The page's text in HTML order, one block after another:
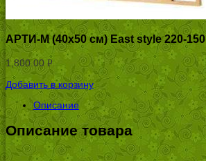
АРТИ-М (40х50 см) East style 220-150
1,800.00 Р
УБ.
Добавить в корзину
Описание
Описание товара